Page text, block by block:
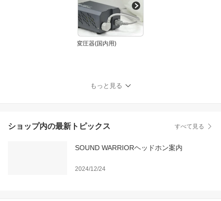
変圧器(国内用)
もっと見る
ショップ内の最新トピックス すべて見る
SOUND WARRIORヘッドホン案内
2024/12/24